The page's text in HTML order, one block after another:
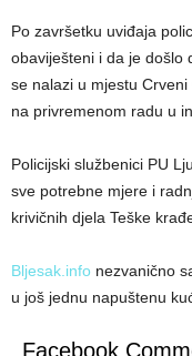
Po završetku uviđaja
obaviješteni i da je došlo
se nalazi u mjestu
na privremenom radu u
Policijski službenici PU
sve potrebne mjere i
krivičnih djela Teške
Bljesak.info nezvanično
u još jednu napuštenu
Facebook